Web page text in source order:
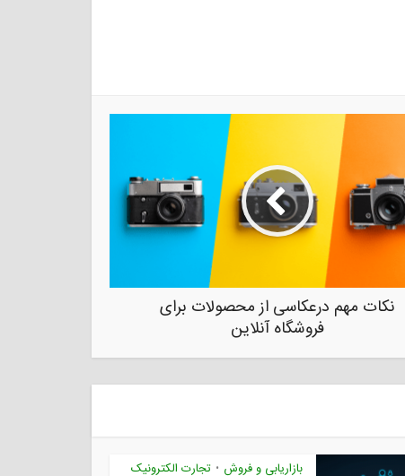
نکات مهم درعکاسی از محصولات برای
فروشگاه آنلاین
بازاریابی و فروش • تجارت الکترونیک